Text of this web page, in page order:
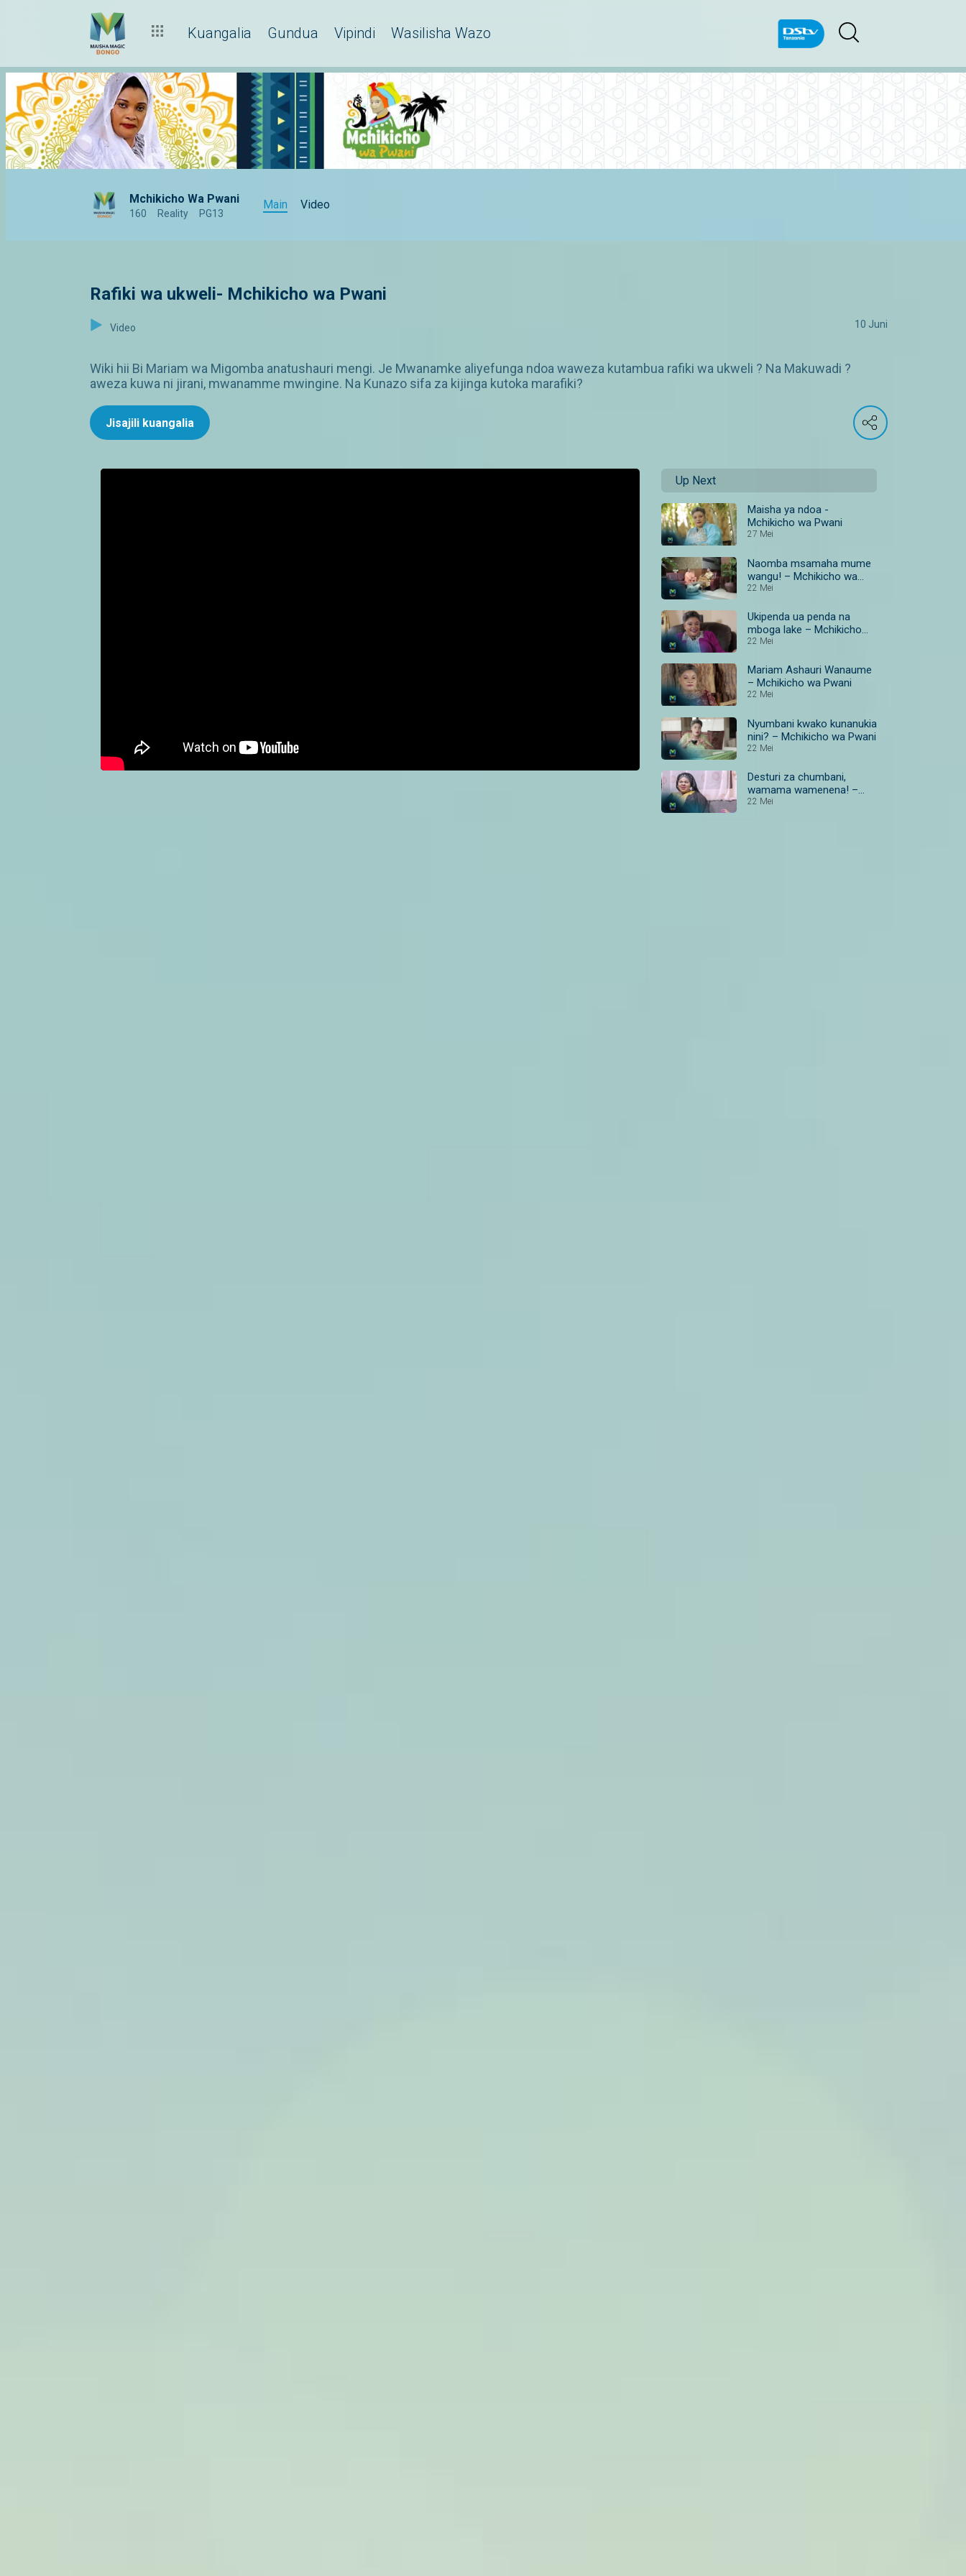
Kuangalia Gundua Vipindi Wasilisha Wazo
Mchikicho Wa Pwani
160 Reality PG13
Main Video
Rafiki wa ukweli- Mchikicho wa Pwani
Video 10 Juni
Wiki hii Bi Mariam wa Migomba anatushauri mengi. Je Mwanamke aliyefunga ndoa waweza kutambua rafiki wa ukweli ? Na Makuwadi ?
aweza kuwa ni jirani, mwanamme mwingine. Na Kunazo sifa za kijinga kutoka marafiki?
Jisajili kuangalia
Up Next
Maisha ya ndoa -
Mchikicho wa Pwani
27 Mei
Naomba msamaha mume
wangu! – Mchikicho wa
Pwani
22 Mei
Ukipenda ua penda na
mboga lake – Mchikicho
wa Pwani
22 Mei
Mariam Ashauri Wanaume
– Mchikicho wa Pwani
22 Mei
Nyumbani kwako kunanukia
nini? – Mchikicho wa Pwani
22 Mei
Desturi za chumbani,
wamama wamenena! –
Mchikicho wa Pwani
22 Mei